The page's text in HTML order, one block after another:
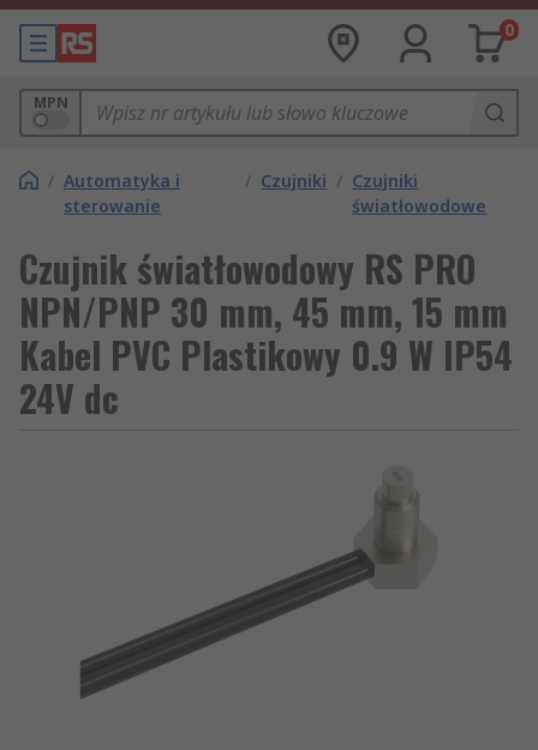
0
MPN
/ Automatyka i
sterowanie
/ Czujniki / Czujniki
światłowodowe
Czujnik światłowodowy RS PRO
NPN/PNP 30 mm, 45 mm, 15 mm
Kabel PVC Plastikowy 0.9 W IP54
24V dc